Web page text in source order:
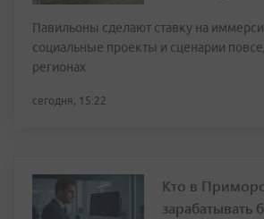
Павильоны сделают ставку на
социальные проекты и сценарии
регионах
сегодня, 15:22
Кто в
зарабатывать